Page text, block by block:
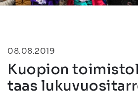
08.08.2019
Kuopion
taas